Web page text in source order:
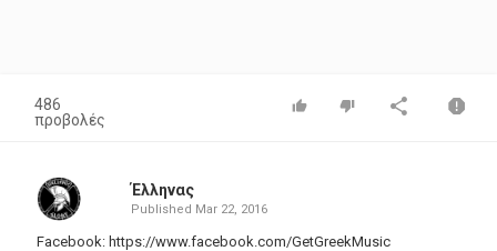
486
προβολές
Έλληνας
Published Mar 22, 2016
Facebook: https://www.facebook.com/GetGreekMusic